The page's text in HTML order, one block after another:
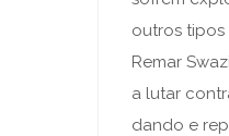
outros
Remar
a lutar
dando e